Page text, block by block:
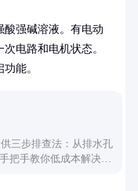
酸强碱溶液。有电动
电路和电机状态。
能。
三步排查法：从排水孔
把手教你低成本解决漏